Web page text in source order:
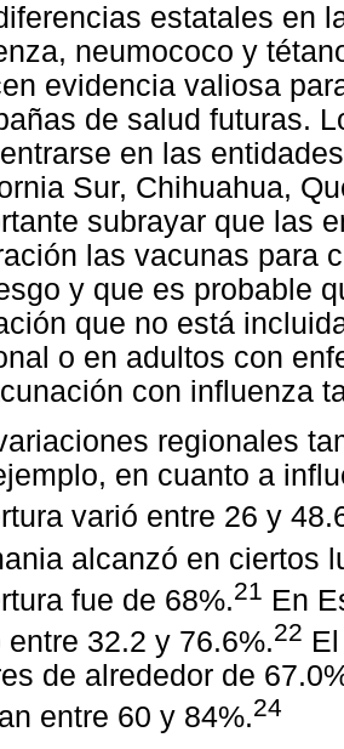
estatales en
neumococo y
evidencia valiosa
de salud futuras.
en las
Sur, Chihuahua,
subrayar que las
las vacunas para
y que es probable
que no está
o en adultos con
con influenza
regionales
en cuanto a
varió entre 26 y
alcanzó en ciertos
fue de 68%.21 En
entre 32.2 y 76.6%.22
de alrededor de
entre 60 y 84%.24